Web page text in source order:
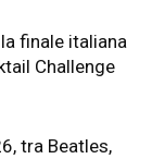
finale italiana
Challenge
tra Beatles,